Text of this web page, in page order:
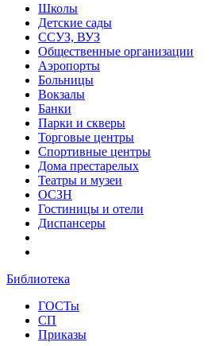
Школы
Детские сады
ССУЗ, ВУЗ
Общественные организации
Аэропорты
Больницы
Вокзалы
Банки
Парки и скверы
Торговые центры
Спортивные центры
Дома престарелых
Театры и музеи
ОСЗН
Гостиницы и отели
Диспансеры
Библиотека
ГОСТы
СП
Приказы